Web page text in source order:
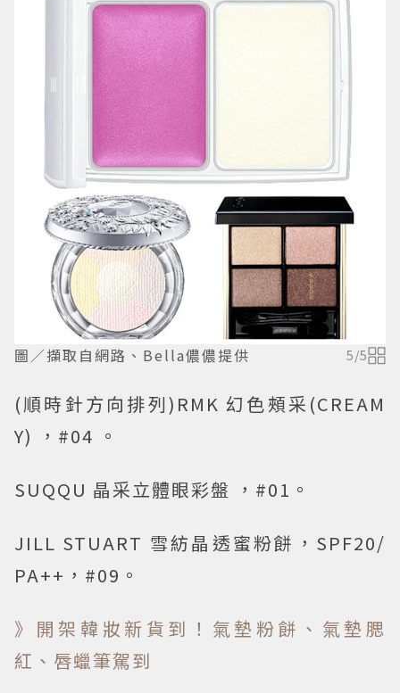
圖／擷取自網路、Bella儂儂提供 5/5
(順時針方向排列)RMK 幻色頰采(CREAM
Y) ，#04 。
SUQQU 晶采立體眼彩盤 ，#01。
JILL STUART 雪紡晶透蜜粉餅，SPF20/
PA++，#09。
》開架韓妝新貨到！氣墊粉餅、氣墊腮
紅、唇蠟筆駕到